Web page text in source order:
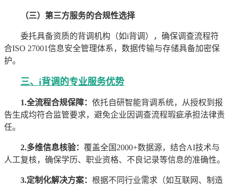
（三）第三方服务的合规性选择
委托具备资质的背调机构（如i背调），确保调查流程符
合ISO 27001信息安全管理体系，数据传输与存储具备加密保
护。
三、i背调的专业服务优势
1.全流程合规保障： 依托自研智能背调系统，从授权到报
告生成均符合监管要求，避免企业因调查流程瑕疵承担法律责
任。
2.多维信息核验： 覆盖全国2000+数据源，结合AI技术与
人工复核，确保学历、职业资格、不良记录等信息的准确性。
3.定制化解决方案： 根据不同行业需求（如互联网、制造